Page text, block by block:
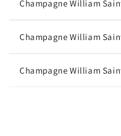
Champagne William
Champagne William
Champagne William